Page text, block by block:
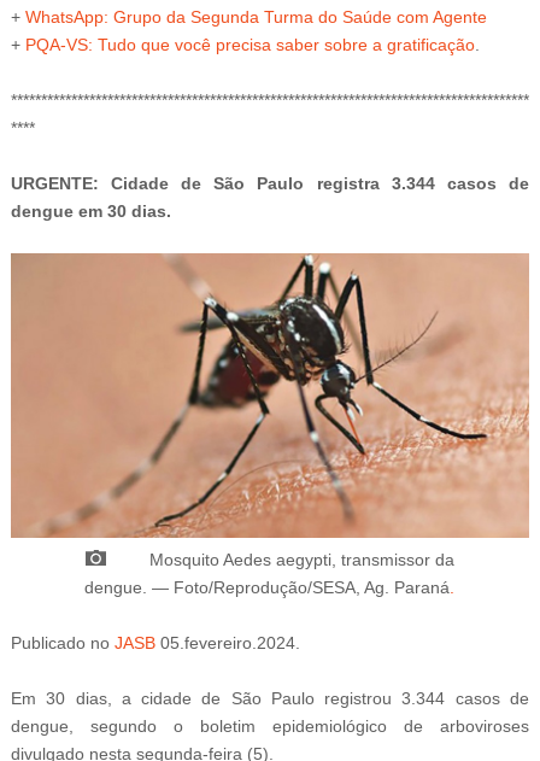
+ WhatsApp: Grupo da Segunda Turma do Saúde com Agente
+ PQA-VS: Tudo que você precisa saber sobre a gratificação.
**************************************************************************************
****
URGENTE: Cidade de São Paulo registra 3.344 casos de
dengue em 30 dias.
Mosquito Aedes aegypti, transmissor da
dengue. — Foto/Reprodução/SESA, Ag. Paraná.
Publicado no JASB 05.fevereiro.2024.
Em 30 dias, a cidade de São Paulo registrou 3.344 casos de
dengue, segundo o boletim epidemiológico de arboviroses
divulgado nesta segunda-feira (5).